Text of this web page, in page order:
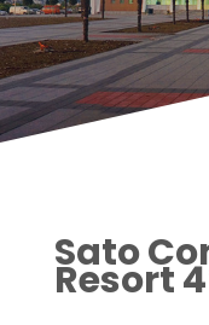
Sato
Resort